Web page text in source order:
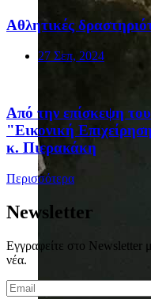
Αθλητικές
27 Σεπ, 2024
Από την επίσκεψη
"Εικονική
κ. Πιερακάκη
Περισσότερα
Newsletter
Εγγραφείτε στο Newsletter
νέα.